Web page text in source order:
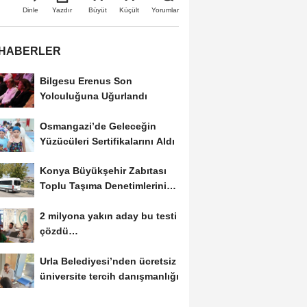
Dinle Yazdır Büyüt Küçült Yorumlar
Bilgesu Erenus Son
Yolculuğuna Uğurlandı
Osmangazi’de Geleceğin
Yüzücüleri Sertifikalarını Aldı
Konya Büyükşehir Zabıtası
Toplu Taşıma Denetimlerini
2 milyona yakın aday bu testi
çözdü…
Urla Belediyesi’nden ücretsiz
üniversite tercih danışmanlığı